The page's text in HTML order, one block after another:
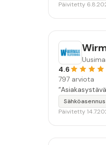
Päivitetty
4.6
797 arviota
Päivitetty